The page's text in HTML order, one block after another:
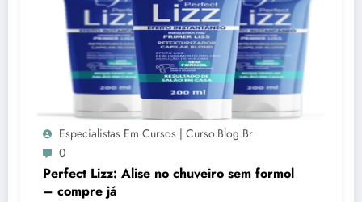
Especialistas Em Cursos | Curso.blog.br
0
Perfect Lizz: Alise no chuveiro sem formol
– compre já